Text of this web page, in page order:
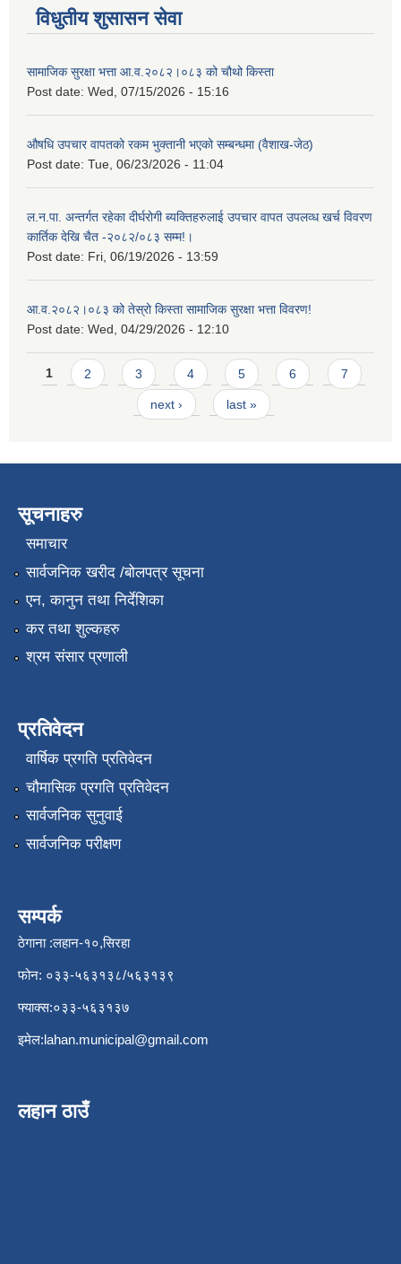
विधुतीय शुसासन सेवा
सामाजिक सुरक्षा भत्ता आ.व.२०८२।०८३ को चौथो किस्ता
Post date: Wed, 07/15/2026 - 15:16
औषधि उपचार वापतको रकम भुक्तानी भएको सम्बन्धमा (वैशाख-जेठ)
Post date: Tue, 06/23/2026 - 11:04
ल.न.पा. अन्तर्गत रहेका दीर्घरोगी ब्यक्तिहरुलाई उपचार वापत उपलव्ध खर्च विवरण
कार्तिक देखि चैत -२०८२/०८३ सम्म!।
Post date: Fri, 06/19/2026 - 13:59
आ.व.२०८२।०८३ को तेस्रो किस्ता सामाजिक सुरक्षा भत्ता विवरण!
Post date: Wed, 04/29/2026 - 12:10
Pages
1 2 3 4 5 6 7
next › last »
सूचनाहरु
समाचार
सार्वजनिक खरीद /बोलपत्र सूचना
एन, कानुन तथा निर्देशिका
कर तथा शुल्कहरु
श्रम संसार प्रणाली
प्रतिवेदन
वार्षिक प्रगति प्रतिवेदन
चौमासिक प्रगति प्रतिवेदन
सार्वजनिक सुनुवाई
सार्वजनिक परीक्षण
सम्पर्क
ठेगाना :लहान-१०,सिरहा
फोन: ०३३-५६३१३८/५६३१३९
फ्याक्स:०३३-५६३१३७
इमेल:lahan.municipal@gmail.com
लहान ठाउँ